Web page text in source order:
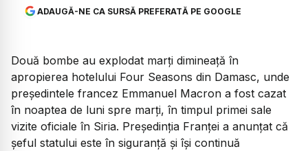
ADAUGĂ-NE CA SURSĂ PREFERATĂ PE GOOGLE
Două bombe au explodat marți dimineață în
apropierea hotelului Four Seasons din Damasc, unde
președintele francez Emmanuel Macron a fost cazat
în noaptea de luni spre marți, în timpul primei sale
vizite oficiale în Siria. Președinția Franței a anunțat că
șeful statului este în siguranță și își continuă